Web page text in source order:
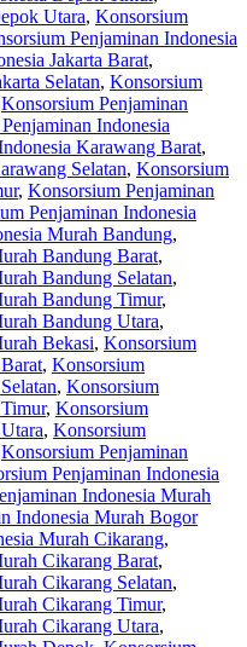
Utara, Konsorsium
Penjaminan Indonesia
Jakarta Barat,
Selatan, Konsorsium
Konsorsium Penjaminan
Indonesia
Karawang Barat,
Selatan, Konsorsium
, Konsorsium Penjaminan
Penjaminan Indonesia
Murah Bandung,
Bandung Barat,
Bandung Selatan,
Bandung Timur,
Bandung Utara,
Bekasi, Konsorsium
, Konsorsium
, Konsorsium
, Konsorsium
, Konsorsium
Konsorsium Penjaminan
Penjaminan Indonesia
Indonesia Murah
Indonesia Murah Bogor
Murah Cikarang,
Cikarang Barat,
Cikarang Selatan,
Cikarang Timur,
Cikarang Utara,